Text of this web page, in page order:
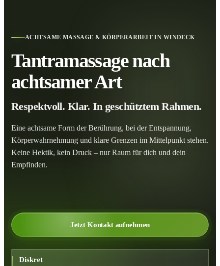
ACHTSAME MASSAGE & KÖRPERARBEIT IN WINDECK
Tantramassage nach
achtsamer Art
Respektvoll. Klar. In geschütztem Rahmen.
Eine achtsame Form der Berührung, bei der Entspannung,
Körperwahrnehmung und klare Grenzen im Mittelpunkt stehen.
Keine Hektik, kein Druck – nur Raum für dich und dein
Empfinden.
Jetzt Kontakt aufnehmen
Diskret